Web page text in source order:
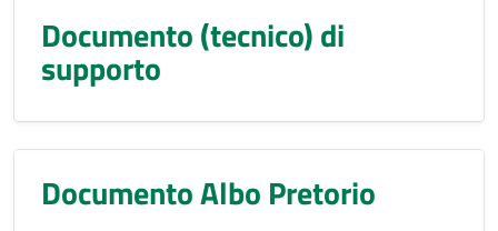
Documento (tecnico) di
supporto
Documento Albo Pretorio